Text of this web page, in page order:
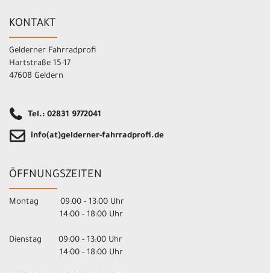
KONTAKT
Gelderner Fahrradprofi
Hartstraße 15-17
47608 Geldern
Tel.: 02831 9772041
info(at)gelderner-fahrradprofi.de
ÖFFNUNGSZEITEN
Montag 09:00 - 13:00 Uhr
14:00 - 18:00 Uhr
Dienstag 09:00 - 13:00 Uhr
14:00 - 18:00 Uhr